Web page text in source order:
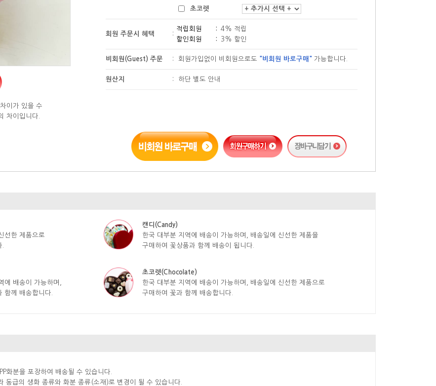
이가 있을 수
차이입니다.
초코렛
회원 주문시 혜택 :
적립회원 :
4% 적립
할인회원
: 3% 할인
비회원(Guest) 주문 : 회원가입없이 비회원으로도 "비회원 바로구매" 가능합니다.
원산지 : 하단 별도 안내
선한 제품으로
캔디(Candy)
한국 대부분 지역에 배송이 가능하며, 배송일에 신선한 제품을
구매하여 꽃상품과 함께 배송이 됩니다.
배송이 가능하며,
함께 배송합니다.
초코렛(Chocolate)
한국 대부분 지역에 배송이 가능하며, 배송일에 신선한 제품으로
구매하여 꽃과 함께 배송합니다.
화분을 포장하여 배송될 수 있습니다.
급의 생화 종류와 화분 종류(소재)로 변경이 될 수 있습니다.